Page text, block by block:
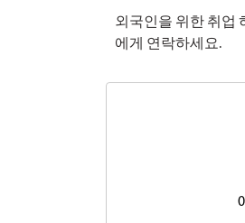
외국인을 위한 취업
에게 연락하세요.
0